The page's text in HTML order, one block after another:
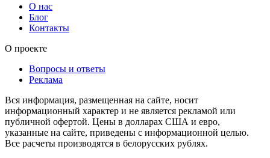
О нас
Блог
Контакты
О проекте
Вопросы и ответы
Реклама
Вся информация, размещенная на сайте, носит
информационный характер и не является рекламой или
публичной офертой. Цены в долларах США и евро,
указанные на сайте, приведены с информационной целью.
Все расчеты производятся в белорусских рублях.